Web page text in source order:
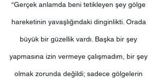
“Gerçek anlamda beni tetikleyen şey gölge
hareketinin yavaşlığındaki dinginlikti. Orada
büyük bir güzellik vardı. Başka bir şey
yapmasına izin vermeye çalışmadım, bir şey
olmak zorunda değildi; sadece gölgelerin